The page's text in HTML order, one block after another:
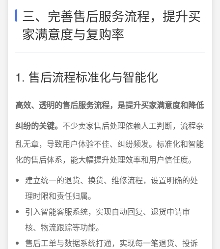
三、完善售后服务流程，提升买
家满意度与复购率
1. 售后流程标准化与智能化
高效、透明的售后服务流程，是提升买家满意度和降低
纠纷的关键。 不少卖家售后处理依赖人工判断，流程杂
乱无章，导致用户体验不佳、纠纷频发。标准化和智能
化的售后体系，能大幅提升处理效率和用户信任度。
建立统一的退货、换货、维修流程，设置明确的处
理时限和责任归属。
引入智能客服系统，实现自动回复、退货申请审
核、物流跟踪等功能。
售后工单与数据系统打通，实现每一笔退货、投诉